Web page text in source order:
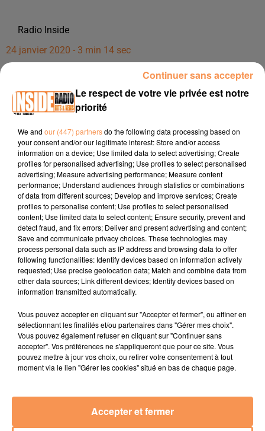
Radio Inside
24 janvier 2020 - 3 min 14 sec
INTERVIEW DE CLÉMENT BRETAGNE, DE LA BOUTIQUE MOTOMANIA
À LESCAR, DANS LES STUDIOS DE RADIO INSIDE !
MOTOMANIA à Lescar, dans les studios de Radio Inside !!!
Facebook : https://www.facebook.com/lescarmotopassion/
Adresse : 41 avenue Gaston Phoebus - 64230 Lescar
Tél : 09 83 99 15 45
Site :www.motomania64.fr
TITRES DIFFUSÉS
0h49
0h49 0h46
0h46 0h42
0h42
Le respect de votre vie privée est notre
priorité
We and our (447) partnersdo the following data processing based on
your consent and/or our legitimate interest: Store and/or access
information on a device; Use limited data to select advertising; Create
profiles for personalised advertising; Use profiles to select personalised
advertising; Measure advertising performance; Measure content
performance; Understand audiences through statistics or combinations
of data from different sources; Develop and improve services; Create
profiles to personalise content; Use profiles to select personalised
content; Use limited data to select content; Ensure security, prevent and
detect fraud, and fix errors; Deliver and present advertising and content;
Save and communicate privacy choices. These technologies may
process personal data such as IP address and browsing data to offer
following functionalities: Identify devices based on information actively
requested; Use precise geolocation data; Match and combine data from
other data sources; Link different devices; Identify devices based on
information transmitted automatically.
Vous pouvez accepter en cliquant sur "Accepter et fermer", ou affiner en
sélectionnant les finalités et/ou partenaires dans "Gérer mes choix".
Vous pouvez également refuser en cliquant sur "Continuer sans
accepter". Vos préférences ne s'appliqueront que pour ce site. Vous
pouvez mettre à jour vos choix, ou retirer votre consentement à tout
moment via le lien "Gérer les cookies" situé en bas de chaque page.
Accepter et fermer
Continuer sans accepter